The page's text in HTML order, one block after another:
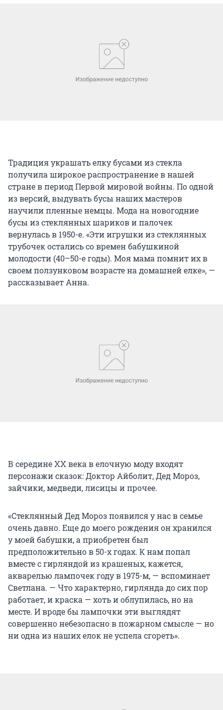
Традиция украшать елку бусами из стекла
получила широкое распространение в нашей
стране в период Первой мировой войны. По одной
из версий, выдувать бусы наших мастеров
научили пленные немцы. Мода на новогодние
бусы из стеклянных шариков и палочек
вернулась в 1950-е. «Эти игрушки из стеклянных
трубочек остались со времен бабушкиной
молодости (40–50-е годы). Моя мама помнит их в
своем ползунковом возрасте на домашней елке», —
рассказывает Анна.
В середине ХХ века в елочную моду входят
персонажи сказок: Доктор Айболит, Дед Мороз,
зайчики, медведи, лисицы и прочее.
«Стеклянный Дед Мороз появился у нас в семье
очень давно. Еще до моего рождения он хранился
у моей бабушки, а приобретен был
предположительно в 50-х годах. К нам попал
вместе с гирляндой из крашеных, кажется,
акварелью лампочек году в 1975-м, — вспоминает
Светлана. — Что характерно, гирлянда до сих пор
работает, и краска — хоть и облупилась, но на
месте. И вроде бы лампочки эти выглядят
совершенно небезопасно в пожарном смысле — но
ни одна из наших елок не успела сгореть».